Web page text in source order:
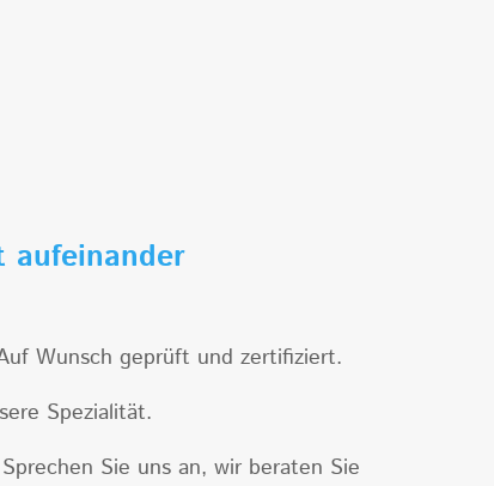
aufeinander
Wunsch geprüft und zertifiziert.
Spezialität.
Sie uns an, wir beraten Sie